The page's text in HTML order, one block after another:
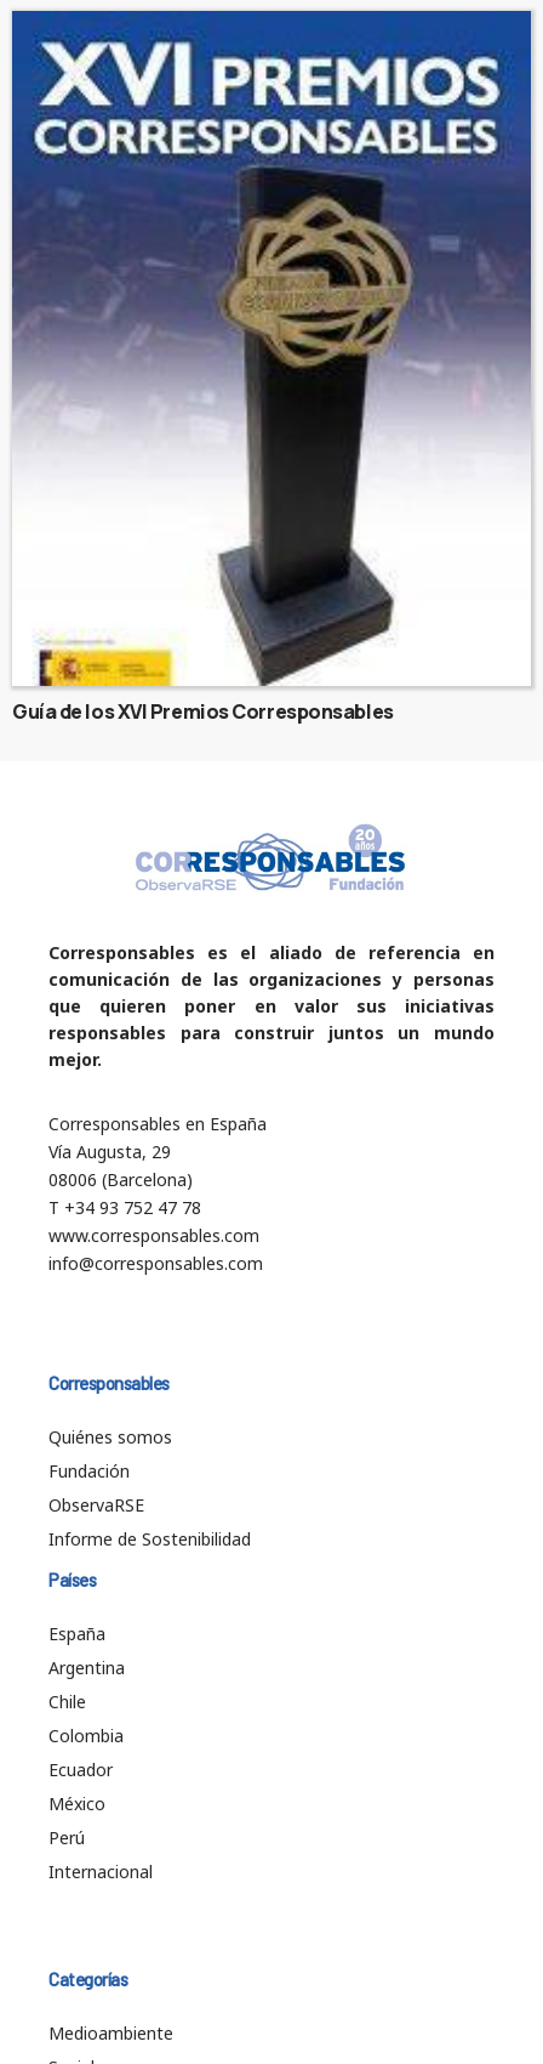
Guía de los XVI Premios Corresponsables
Corresponsables es el aliado de referencia en
comunicación de las organizaciones y personas
que quieren poner en valor sus iniciativas
responsables para construir juntos un mundo
mejor.
Corresponsables en España
Vía Augusta, 29
08006 (Barcelona)
T +34 93 752 47 78
www.corresponsables.com
info@corresponsables.com
Corresponsables
Quiénes somos
Fundación
ObservaRSE
Informe de Sostenibilidad
Países
España
Argentina
Chile
Colombia
Ecuador
México
Perú
Internacional
Categorías
Medioambiente